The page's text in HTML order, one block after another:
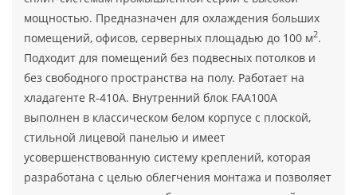
мощностью. Предназначен для охлаждения больших
помещений, офисов, серверных площадью до 100 м2.
Подходит для помещений без подвесных потолков и
без свободного пространства на полу. Работает на
хладагенте R-410А. Внутренний блок FAA100A
выполнен в классическом белом корпусе с плоской,
стильной лицевой панелью и имеет
усовершенствованную систему креплений, которая
разработана с целью облегчения монтажа и позволяет